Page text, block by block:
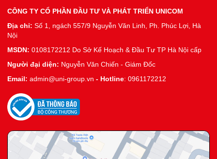
CÔNG TY CỔ PHẦN ĐẦU TƯ VÀ PHÁT TRIỂN UNICOM
Địa chỉ: Số 1, ngách 557/9 Nguyễn Văn Linh, Ph. Phúc Lợi, Hà
Nội
MSDN: 0108172212 Do Sở Kế Hoạch & Đầu Tư TP Hà Nội cấp
Người đại diện: Nguyễn Văn Chiến - Giám Đốc
Email: admin@uni-group.vn - Hotline: 0961172212